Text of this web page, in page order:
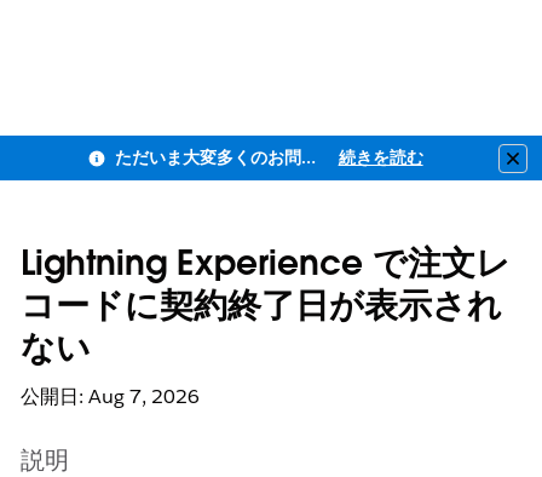
ただいま大変多くのお問い合わせをいただいており、ご連絡までにお時間を頂戴しております 続きを読む
Lightning Experience で注文レ
コードに契約終了日が表示され
ない
公開日: Aug 7, 2026
説明